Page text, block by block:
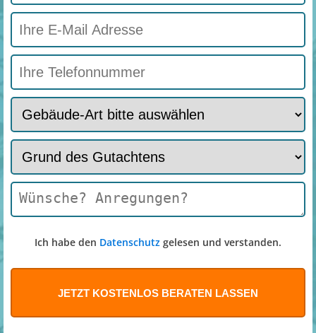
Ich habe den Datenschutz gelesen und verstanden.